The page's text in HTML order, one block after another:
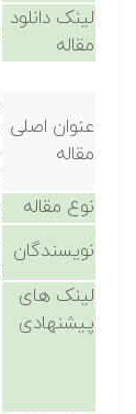
لینک دانلود
مقاله
عنوان اصلی
مقاله
نوع مقاله
نویسندگان
لینک های
پیشنهادی